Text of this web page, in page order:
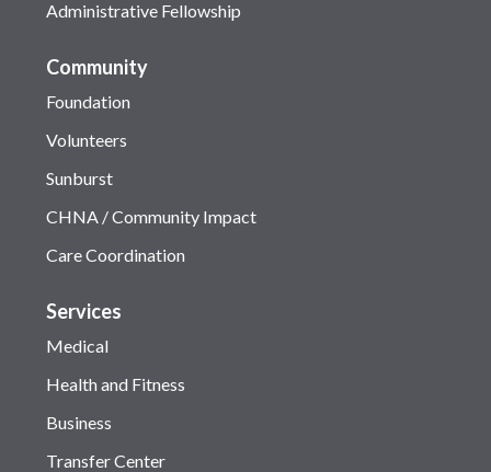
Administrative Fellowship
Community
Foundation
Volunteers
Sunburst
CHNA / Community Impact
Care Coordination
Services
Medical
Health and Fitness
Business
Transfer Center